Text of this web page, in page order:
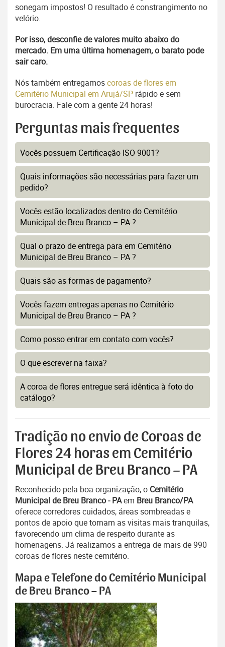
sonegam impostos! O resultado é constrangimento no
velório.
Por isso, desconfie de valores muito abaixo do
mercado. Em uma última homenagem, o barato pode
sair caro.
Nós também entregamoscoroas de flores em
Cemitério Municipal em Arujá/SP rápido e sem
burocracia. Fale com a gente 24 horas!
Perguntas mais frequentes
Vocês possuem Certificação ISO 9001?
Quais informações são necessárias para fazer um
pedido?
Vocês estão localizados dentro do Cemitério
Municipal de Breu Branco – PA ?
Qual o prazo de entrega para em Cemitério
Municipal de Breu Branco – PA ?
Quais são as formas de pagamento?
Vocês fazem entregas apenas no Cemitério
Municipal de Breu Branco – PA ?
Como posso entrar em contato com vocês?
O que escrever na faixa?
A coroa de flores entregue será idêntica à foto do
catálogo?
Tradição no envio de Coroas de
Flores 24 horas em Cemitério
Municipal de Breu Branco – PA
Reconhecido pela boa organização, o Cemitério
Municipal de Breu Branco - PAem Breu Branco/PA
oferece corredores cuidados, áreas sombreadas e
pontos de apoio que tornam as visitas mais tranquilas,
favorecendo um clima de respeito durante as
homenagens. Já realizamos a entrega de mais de 990
coroas de flores neste cemitério.
Mapa e Telefone do Cemitério Municipal
de Breu Branco – PA